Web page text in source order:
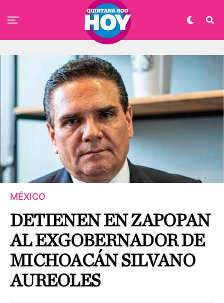
MÉXICO
DETIENEN EN ZAPOPAN
AL EXGOBERNADOR DE
MICHOACÁN SILVANO
AUREOLES